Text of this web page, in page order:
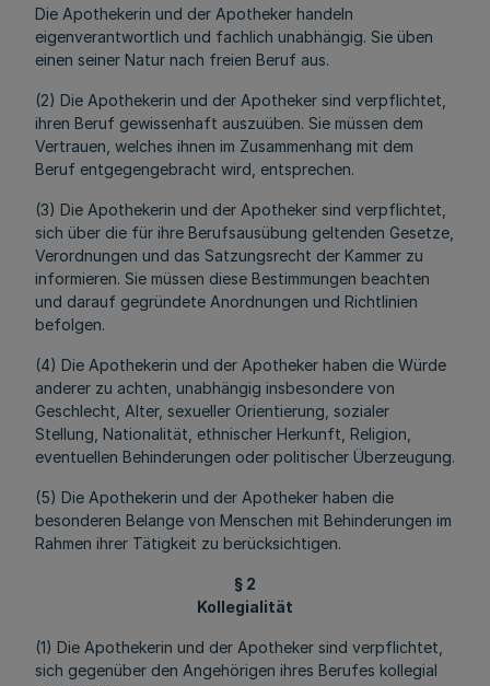
Die Apothekerin und der Apotheker handeln
eigenverantwortlich und fachlich unabhängig. Sie üben
einen seiner Natur nach freien Beruf aus.
(2) Die Apothekerin und der Apotheker sind verpflichtet,
ihren Beruf gewissenhaft auszuüben. Sie müssen dem
Vertrauen, welches ihnen im Zusammenhang mit dem
Beruf entgegengebracht wird, entsprechen.
(3) Die Apothekerin und der Apotheker sind verpflichtet,
sich über die für ihre Berufsausübung geltenden Gesetze,
Verordnungen und das Satzungsrecht der Kammer zu
informieren. Sie müssen diese Bestimmungen beachten
und darauf gegründete Anordnungen und Richtlinien
befolgen.
(4) Die Apothekerin und der Apotheker haben die Würde
anderer zu achten, unabhängig insbesondere von
Geschlecht, Alter, sexueller Orientierung, sozialer
Stellung, Nationalität, ethnischer Herkunft, Religion,
eventuellen Behinderungen oder politischer Überzeugung.
(5) Die Apothekerin und der Apotheker haben die
besonderen Belange von Menschen mit Behinderungen im
Rahmen ihrer Tätigkeit zu berücksichtigen.
§ 2
Kollegialität
(1) Die Apothekerin und der Apotheker sind verpflichtet,
sich gegenüber den Angehörigen ihres Berufes kollegial